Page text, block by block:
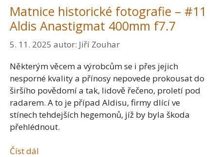
Matnice historické fotografie – #11
Aldis Anastigmat 400mm f7.7
5. 11. 2025 autor: Jiří Zouhar
Některým věcem a výrobcům se i přes jejich
nesporné kvality a přínosy nepovede prokousat do
širšího povědomí a tak, lidově řečeno, proletí pod
radarem. A to je případ Aldisu, firmy dlící ve
stínech tehdejších hegemonů, jíž by byla škoda
přehlédnout.
Číst dál